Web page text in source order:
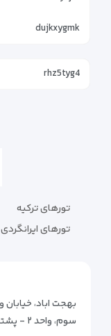
dujkxygmk
rhz5tyg4
تورهای ترکیه
تورهای ایرانگردی
سوم، واحد ۲ - پشتیبانی ۲۴ ساعته ۰۹۳۳۲۸۰۰۵۰۲